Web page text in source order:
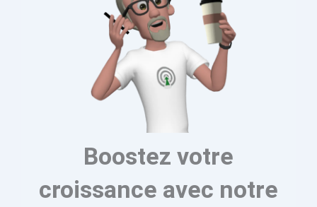
Boostez votre
croissance avec notre